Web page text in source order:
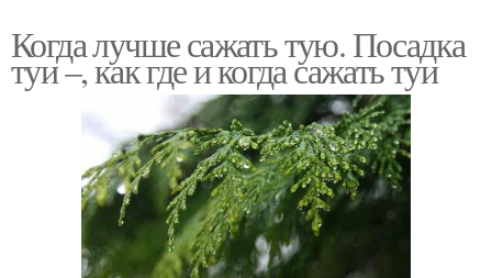
Когда лучше сажать тую. Посадка
туи –, как где и когда сажать туи